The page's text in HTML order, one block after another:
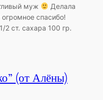
муж
Делала
спасибо!
2 ст. сахара 100 гр.
(от Алёны)